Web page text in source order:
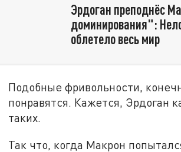
Эрдоган преподнёс
доминирования":
облетело весь мир
Подобные фривольности,
понравятся. Кажется, Эрдоган
таких.
Так что, когда Макрон